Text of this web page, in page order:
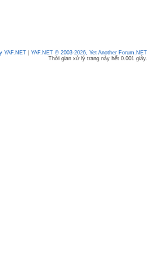
YAF.NET
YAF.NET © 2003-2026, Yet Another Forum.NET
Thời gian xử lý trang này hết 0.001 giây.